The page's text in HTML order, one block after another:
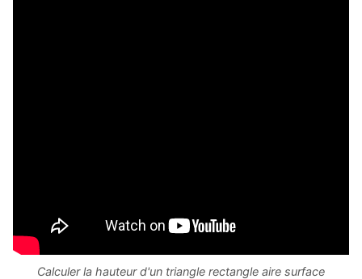
️️Calculer la hauteur d'un triangle rectangle aire surface